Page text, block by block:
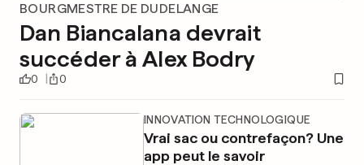
BOURGMESTRE DE DUDELANGE
Dan Biancalana devrait
succéder à Alex Bodry
0 0
INNOVATION TECHNOLOGIQUE
Vrai sac ou contrefaçon? Une
app peut le savoir